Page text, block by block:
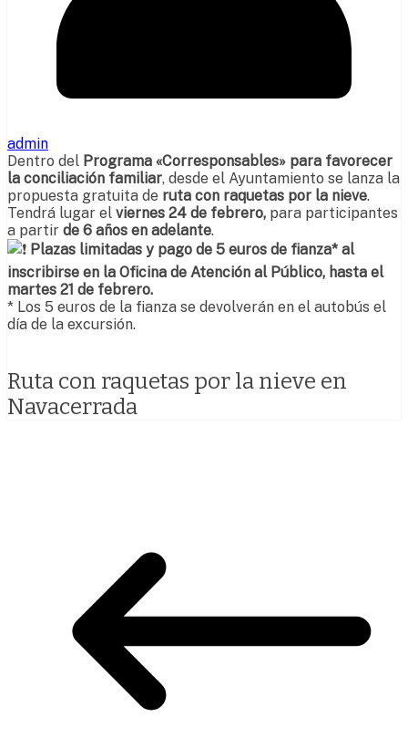
admin
Dentro del Programa «Corresponsables» para favorecer
la conciliación familiar, desde el Ayuntamiento se lanza la
propuesta gratuita de ruta con raquetas por la nieve.
Tendrá lugar el viernes 24 de febrero, para participantes
a partir de 6 años en adelante.
Plazas limitadas y pago de 5 euros de fianza* al
inscribirse en la Oficina de Atención al Público, hasta el
martes 21 de febrero.
* Los 5 euros de la fianza se devolverán en el autobús el
día de la excursión.
Ruta con raquetas por la nieve en
Navacerrada